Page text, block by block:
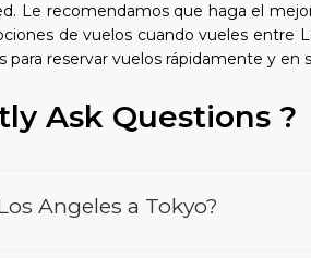
Le recomendamos que haga el
de vuelos cuando vueles entre
reservar vuelos rápidamente y en
Ask Questions ?
Angeles a Tokyo?